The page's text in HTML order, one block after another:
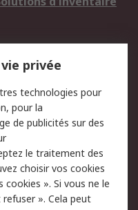
des E-mails
anti-
privée
technologies pour
pour la
de publicités sur des
le traitement des
choisir vos cookies
». Si vous ne le
». Cela peut